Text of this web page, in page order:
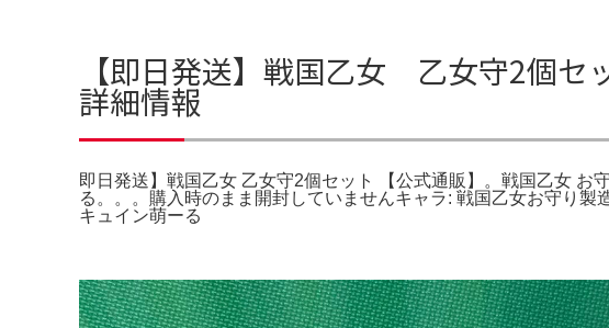
【即日発送】戦国乙女 乙女守2個セ
詳細情報
即日発送】戦国乙女 乙女守2個セット 【公式通販】。戦国乙女
る。。。購入時のまま開封していませんキャラ: 戦国乙女お守り
キュイン萌ーる